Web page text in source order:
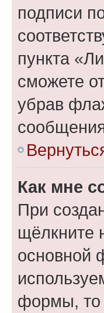
подписи
пункта
сможете
убрав
Как мне
При
щёлкните
основной
формы, то